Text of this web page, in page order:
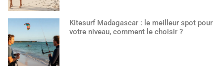
Kitesurf Madagascar : le meilleur spot pour
votre niveau, comment le choisir ?